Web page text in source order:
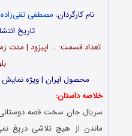
نام کارگردان: مصطفی تقی‌زاده
تاریخ
محصول ایران | ویژه نمایش
خلاصه داستان:
سریال جان سخت قصه دوستانی
ماندن از هیچ تلاشی دریغ